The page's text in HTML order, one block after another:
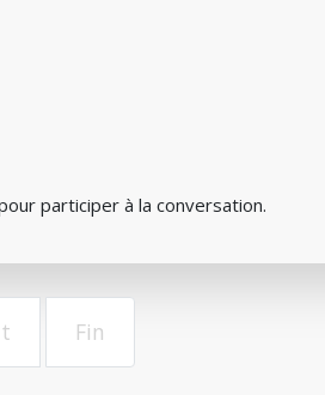
participer à la conversation.
Fin